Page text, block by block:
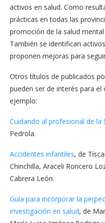
activos en salud. Como
prácticas en todas las
promoción de la salud
También se identifican
proponen mejoras para
Otros títulos de publicados
pueden ser de interés para
ejemplo:
Cuidando al profesional de la
Pedrola.
Accidentes infantiles, de
Chinchilla, Araceli Roncero
Cabrera León.
Guía para incorporar la
investigación en salud, de